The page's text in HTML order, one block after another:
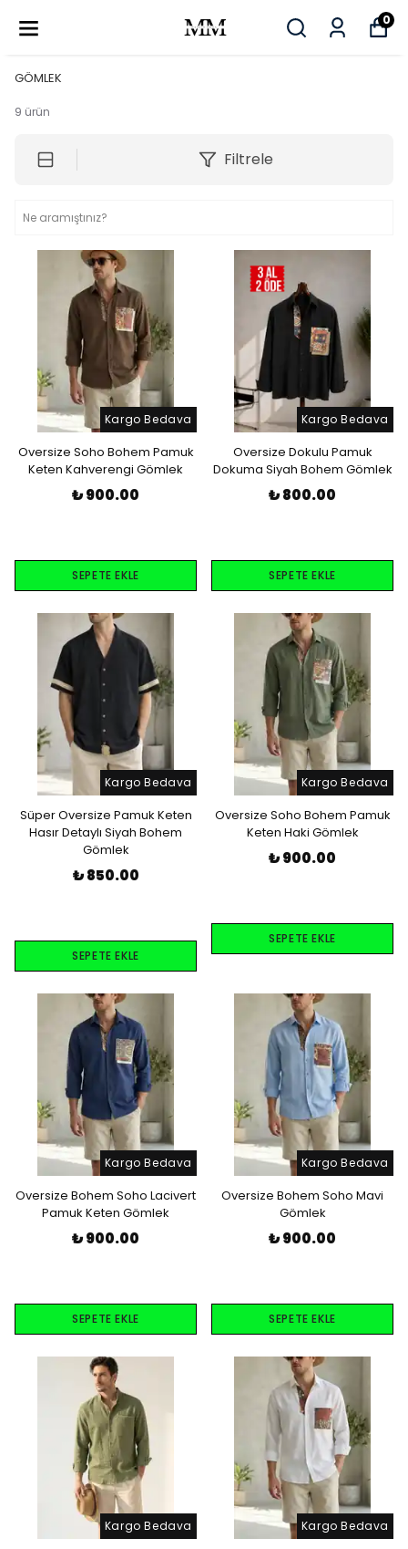
0
GÖMLEK
9 ürün
Filtrele
Kargo Bedava
Oversize Soho Bohem Pamuk
Keten Kahverengi Gömlek
₺ 900.00
SEPETE EKLE
Kargo Bedava
Oversize Dokulu Pamuk
Dokuma Siyah Bohem Gömlek
₺ 800.00
SEPETE EKLE
Kargo Bedava
Süper Oversize Pamuk Keten
Hasır Detaylı Siyah Bohem
Gömlek
₺ 850.00
SEPETE EKLE
Kargo Bedava
Oversize Soho Bohem Pamuk
Keten Haki Gömlek
₺ 900.00
SEPETE EKLE
Kargo Bedava
Oversize Bohem Soho Lacivert
Pamuk Keten Gömlek
₺ 900.00
SEPETE EKLE
Kargo Bedava
Oversize Bohem Soho Mavi
Gömlek
₺ 900.00
SEPETE EKLE
Kargo Bedava Kargo Bedava